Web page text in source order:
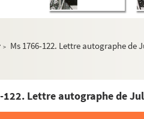
> Ms 1766-122. Lettre autographe de
122. Lettre autographe de